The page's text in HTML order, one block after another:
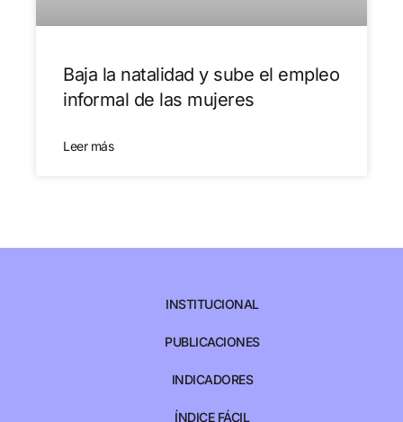
Baja la natalidad y sube el empleo
informal de las mujeres
Leer más
INSTITUCIONAL
PUBLICACIONES
INDICADORES
ÍNDICE FÁCIL